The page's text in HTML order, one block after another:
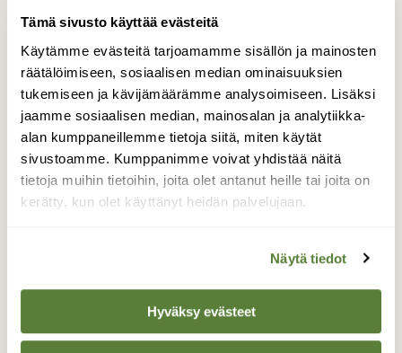
Tämä sivusto käyttää evästeitä
Käytämme evästeitä tarjoamamme sisällön ja mainosten
räätälöimiseen, sosiaalisen median ominaisuuksien
tukemiseen ja kävijämäärämme analysoimiseen. Lisäksi
jaamme sosiaalisen median, mainosalan ja analytiikka-
alan kumppaneillemme tietoja siitä, miten käytät
sivustoamme. Kumppanimme voivat yhdistää näitä
tietoja muihin tietoihin, joita olet antanut heille tai joita on
kerätty, kun olet käyttänyt heidän palvelujaan.
Näytä tiedot
Hyväksy evästeet
Voisiko olla jokin nuijakas?
Turun Katariinanlaaksossa 22,10,.2019
aamulla törmäsin maa-alueeseen, jossa oli
kuvan näköinen kasvusto ja lisäksi saman
mallinen "kukkivan" näköisenä sekä
Valokuvaaja: Marja-Leena Kuusisto, Turku
22.10.2019